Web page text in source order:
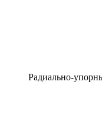
Радиально-